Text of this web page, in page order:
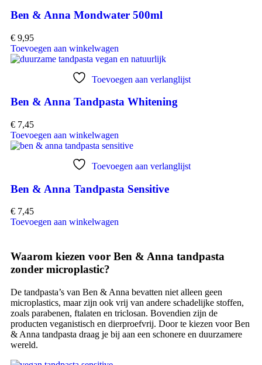
Ben & Anna Mondwater 500ml
€ 9,95
Toevoegen aan winkelwagen
Toevoegen aan verlanglijst
Ben & Anna Tandpasta Whitening
€ 7,45
Toevoegen aan winkelwagen
Toevoegen aan verlanglijst
Ben & Anna Tandpasta Sensitive
€ 7,45
Toevoegen aan winkelwagen
Waarom kiezen voor Ben & Anna tandpasta
zonder microplastic?
De tandpasta’s van Ben & Anna bevatten niet alleen geen
microplastics, maar zijn ook vrij van andere schadelijke stoffen,
zoals parabenen, ftalaten en triclosan. Bovendien zijn de
producten veganistisch en dierproefvrij. Door te kiezen voor Ben
& Anna tandpasta draag je bij aan een schonere en duurzamere
wereld.